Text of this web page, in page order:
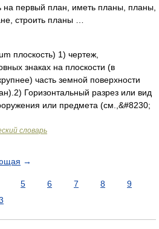
на первый план, иметь планы, планы,
строить планы …
плоскость) 1) чертеж,
знаках на плоскости (в
часть земной поверхности
Горизонтальный разрез или вид
или предмета (см.,&#8230;
словарь
→
5 6 7 8
9